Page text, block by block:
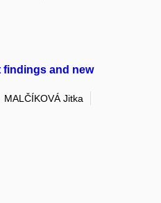
findings and new
MALČÍKOVÁ Jitka